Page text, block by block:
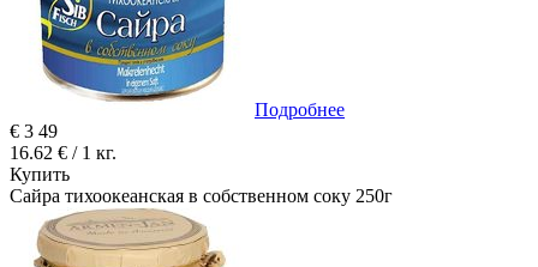
Подробнее
€ 3 49
16.62 € / 1 кг.
Купить
Сайра тихоокеанская в собственном соку 250г